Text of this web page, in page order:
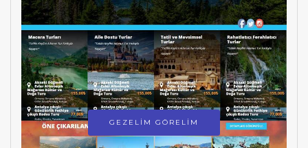
GEZELİM GÖRELİM